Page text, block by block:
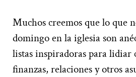
Muchos creemos que lo que
domingo en la iglesia son
listas inspiradoras para lidiar
finanzas, relaciones y otros